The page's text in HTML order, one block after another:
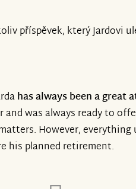
příspěvek, který Jardovi
has always been a great
and was always ready to
However, everything
his planned retirement.